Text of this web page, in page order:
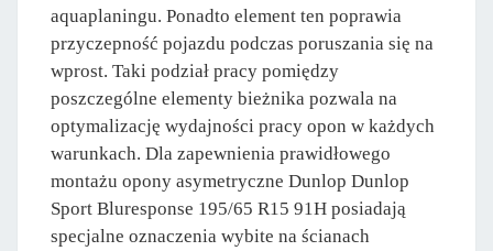
aquaplaningu. Ponadto element ten poprawia
przyczepność pojazdu podczas poruszania się na
wprost. Taki podział pracy pomiędzy
poszczególne elementy bieżnika pozwala na
optymalizację wydajności pracy opon w każdych
warunkach. Dla zapewnienia prawidłowego
montażu opony asymetryczne Dunlop Dunlop
Sport Bluresponse 195/65 R15 91H posiadają
specjalne oznaczenia wybite na ścianach